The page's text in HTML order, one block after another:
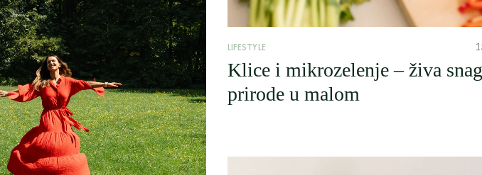
LIFESTYLE
Klice i mikrozelenje – živa
prirode u malom